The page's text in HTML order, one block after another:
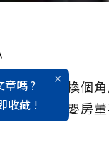
章嗎 ?
收藏 !
怎麼辦？換個
世家的麗嬰房